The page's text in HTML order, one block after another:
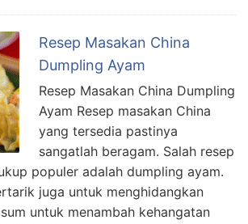
Resep Masakan China
Dumpling Ayam
Resep Masakan China Dumpling
Ayam Resep masakan China
yang tersedia pastinya
sangatlah beragam. Salah resep
populer adalah dumpling ayam.
juga untuk menghidangkan
untuk menambah kehangatan